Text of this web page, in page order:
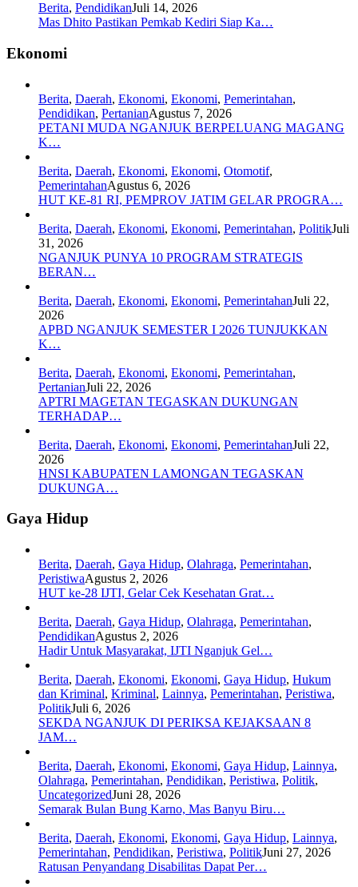
Berita, PendidikanJuli 14, 2026
Mas Dhito Pastikan Pemkab Kediri Siap Ka…
Ekonomi
Berita, Daerah, Ekonomi, Ekonomi, Pemerintahan,
Pendidikan, PertanianAgustus 7, 2026
PETANI MUDA NGANJUK BERPELUANG MAGANG
K…
Berita, Daerah, Ekonomi, Ekonomi, Otomotif,
PemerintahanAgustus 6, 2026
HUT KE-81 RI, PEMPROV JATIM GELAR PROGRA…
Berita, Daerah, Ekonomi, Ekonomi, Pemerintahan, PolitikJuli
31, 2026
NGANJUK PUNYA 10 PROGRAM STRATEGIS
BERAN…
Berita, Daerah, Ekonomi, Ekonomi, PemerintahanJuli 22,
2026
APBD NGANJUK SEMESTER I 2026 TUNJUKKAN
K…
Berita, Daerah, Ekonomi, Ekonomi, Pemerintahan,
PertanianJuli 22, 2026
APTRI MAGETAN TEGASKAN DUKUNGAN
TERHADAP…
Berita, Daerah, Ekonomi, Ekonomi, PemerintahanJuli 22,
2026
HNSI KABUPATEN LAMONGAN TEGASKAN
DUKUNGA…
Gaya Hidup
Berita, Daerah, Gaya Hidup, Olahraga, Pemerintahan,
PeristiwaAgustus 2, 2026
HUT ke-28 IJTI, Gelar Cek Kesehatan Grat…
Berita, Daerah, Gaya Hidup, Olahraga, Pemerintahan,
PendidikanAgustus 2, 2026
Hadir Untuk Masyarakat, IJTI Nganjuk Gel…
Berita, Daerah, Ekonomi, Ekonomi, Gaya Hidup, Hukum
dan Kriminal, Kriminal, Lainnya, Pemerintahan, Peristiwa,
PolitikJuli 6, 2026
SEKDA NGANJUK DI PERIKSA KEJAKSAAN 8
JAM…
Berita, Daerah, Ekonomi, Ekonomi, Gaya Hidup, Lainnya,
Olahraga, Pemerintahan, Pendidikan, Peristiwa, Politik,
UncategorizedJuni 28, 2026
Semarak Bulan Bung Karno, Mas Banyu Biru…
Berita, Daerah, Ekonomi, Ekonomi, Gaya Hidup, Lainnya,
Pemerintahan, Pendidikan, Peristiwa, PolitikJuni 27, 2026
Ratusan Penyandang Disabilitas Dapat Per…